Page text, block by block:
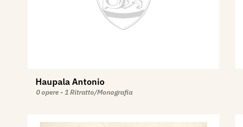
Haupala Antonio
0 opere - 1 Ritratto/Monografia